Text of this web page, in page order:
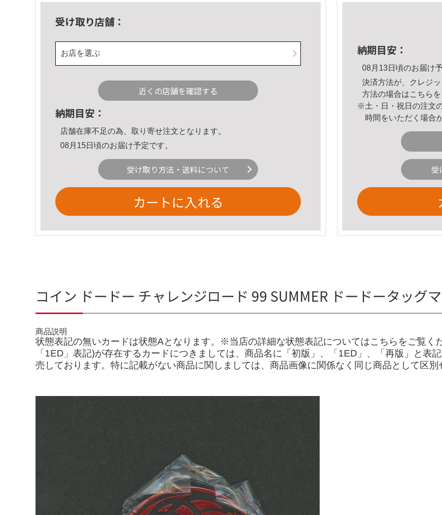
受け取り店舗：
お店を選ぶ
近くの店舗を確認する
納期目安：
店舗在庫不足の為、取り寄せ注文となります。
08月15日頃のお届け予定です。
受け取り方法・送料について
カートに入れる
納期目安：
08月13日頃のお届け予
決済方法が、クレジ
方法の場合はこちら
※土・日・祝日の注文
時間をいただく場合
受
コイン ドードー チャレンジロード 99 SUMMER ドードータッグ
商品説明
状態表記の無いカードは状態Aとなります。※当店の詳細な状態表記についてはこちらをご覧
「1ED」表記)が存在するカードにつきましては、商品名に「初版」、「1ED」、「再版」と表
売しております。特に記載がない商品に関しましては、商品画像に関係なく同じ商品として区別